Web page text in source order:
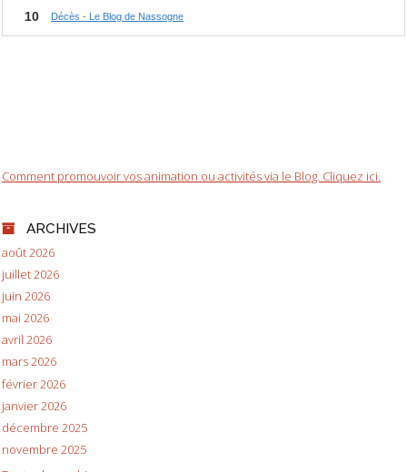
Comment promouvoir vos animation ou activités via le Blog. Cliquez ici.
ARCHIVES
août 2026
juillet 2026
juin 2026
mai 2026
avril 2026
mars 2026
février 2026
janvier 2026
décembre 2025
novembre 2025